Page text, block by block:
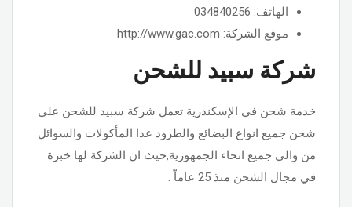
الهاتف: 034840256
موقع الشركة: http://www.gac.com
شركة سبيد للشحن
خدمة شحن في الإسكندرية تعمل شركة سبيد للشحن علي
شحن جميع انواع البضائع والطرود عدا المأكولات والسوائل
من والي جميع انحاء الجمهورية,حيث ان الشركة لها خبرة
في مجال الشحن منذ 25 عاماّ .